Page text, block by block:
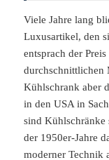
Viele Jahre lang
Luxusartikel, den
entsprach der
durchschnittlichen
Kühlschrank aber
in den USA in
sind Kühlschränke
der 1950er-Jahre
moderner Technik